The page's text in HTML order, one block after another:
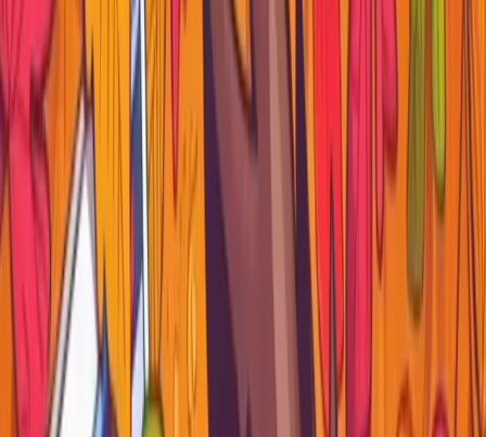
Compartir
WhatsApp X LinkedIn
El Interactive Grid (IG) de Oracle APEX es una herramienta
poderosa que permite gestionar y visualizar datos de
manera flexible y altamente interactiva. Sin embargo, en
ciertos proyectos tal vez sea necesario añadir
funcionalidades adicionales, como botones y acciones
personalizadas, que no vienen preconfigurados en el IG. En
esta publicación, aprenderás a añadir botones con
acciones personalizadas usando JavaScript.
Antes de empezar pueden encontrar una hoja de trucos y
acciones de la IGAQUI en un articulo de Osvaldo
González